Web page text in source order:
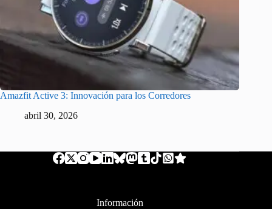
Amazfit Active 3: Innovación para los Corredores
abril 30, 2026
Información